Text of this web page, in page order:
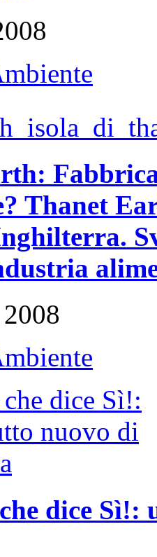
Thanet
dice